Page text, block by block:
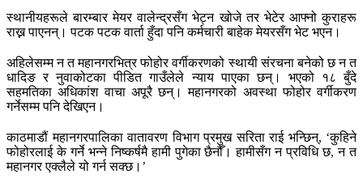
स्थानीयहरूले बारम्बार मेयर वालेन्द्रसँग भेट्न खोजे तर भेटेर आफ्नो कुराहरू
राख्न पाएनन्। पटक पटक वार्ता हुँदा पनि कर्मचारी बाहेक मेयरसँग भेट भएन।
अहिलेसम्म न त महानगरभित्र फोहोर वर्गीकरणको स्थायी संरचना बनेको छ न त
धादिङ र नुवाकोटका पीडित गाउँलेले न्याय पाएका छन्। भएको १८ बुँदे
सहमतिका अधिकांश वाचा अपूरै छन्। महानगरको अवस्था फोहोर वर्गीकरण
गर्नेसम्म पनि देखिएन।
काठमाडौं महानगरपालिका वातावरण विभाग प्रमुख सरिता राई भन्छिन्, ‘कुहिने
फोहोरलाई के गर्ने भन्ने निष्कर्षमै हामी पुगेका छैनौँ। हामीसँग न प्रविधि छ, न त
महानगर एक्लैले यो गर्न सक्छ।’